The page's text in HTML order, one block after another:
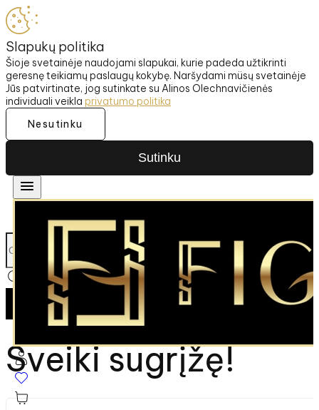
Slapukų politika
Šioje svetainėje naudojami slapukai, kurie padeda užtikrinti
geresnę teikiamų paslaugų kokybę. Naršydami müsų svetainėje
Jūs patvirtinate, jog sutinkate su Alinos Olechnavičienės
individuali veikla privatumo politika
Nesutinku
Sutinku
SIUNČIAME Į UŽSIENĮ
Sveiki sugrįžę!